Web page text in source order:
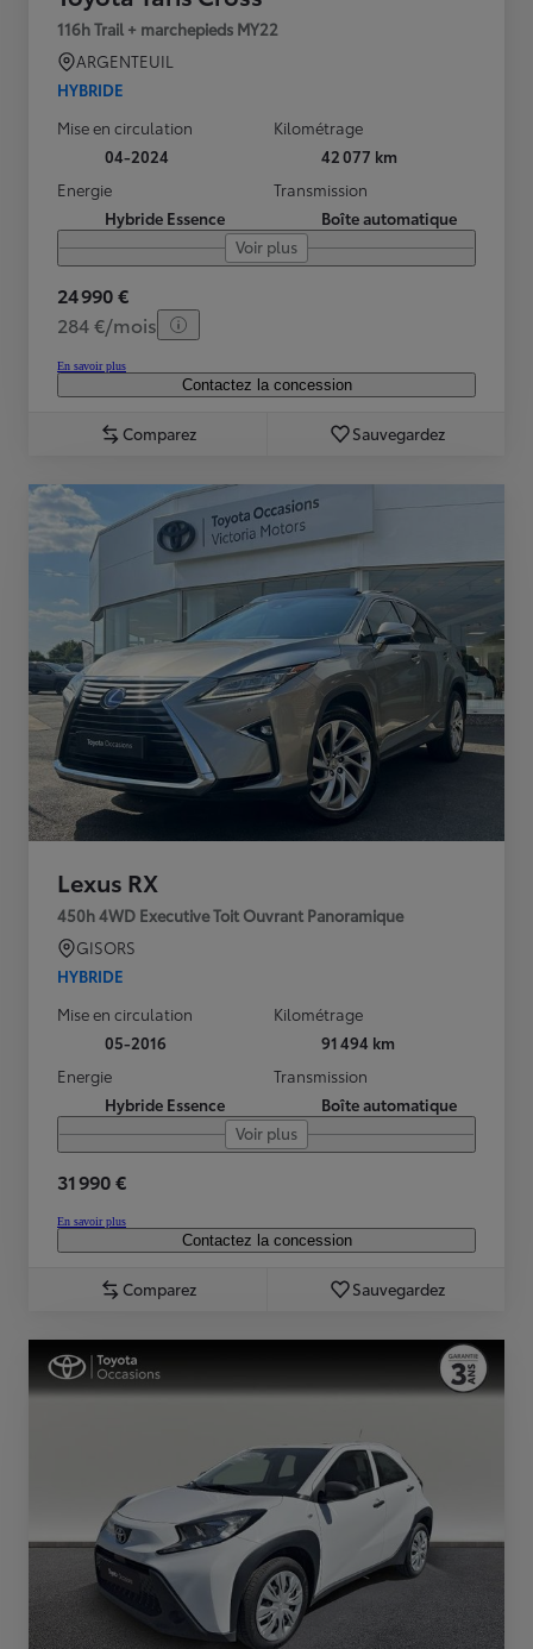
116h Trail + marchepieds MY22
ARGENTEUIL
HYBRIDE
Mise en circulation
04-2024
Kilométrage
42 077 km
Energie
Hybride Essence
Transmission
Boîte automatique
Voir plus
24 990 €
284 €/mois
En savoir plus
Contactez la concession
Comparez Sauvegardez
Lexus RX
450h 4WD Executive Toit Ouvrant Panoramique
GISORS
HYBRIDE
Mise en circulation
05-2016
Kilométrage
91 494 km
Energie
Hybride Essence
Transmission
Boîte automatique
Voir plus
31 990 €
En savoir plus
Contactez la concession
Comparez Sauvegardez